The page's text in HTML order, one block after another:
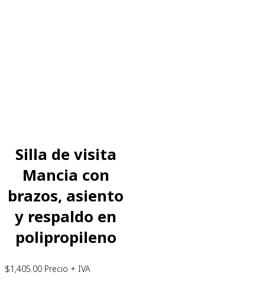
Silla de visita
Mancia con
brazos, asiento
y respaldo en
polipropileno
$1,405.00 Precio + IVA